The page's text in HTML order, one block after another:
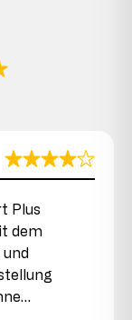
Plus
dem